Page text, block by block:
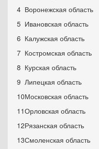
4 Воронежская область
5 Ивановская область
6 Калужская область
7 Костромская область
8 Курская область
9 Липецкая область
10Московская область
11Орловская область
12Рязанская область
13Смоленская область